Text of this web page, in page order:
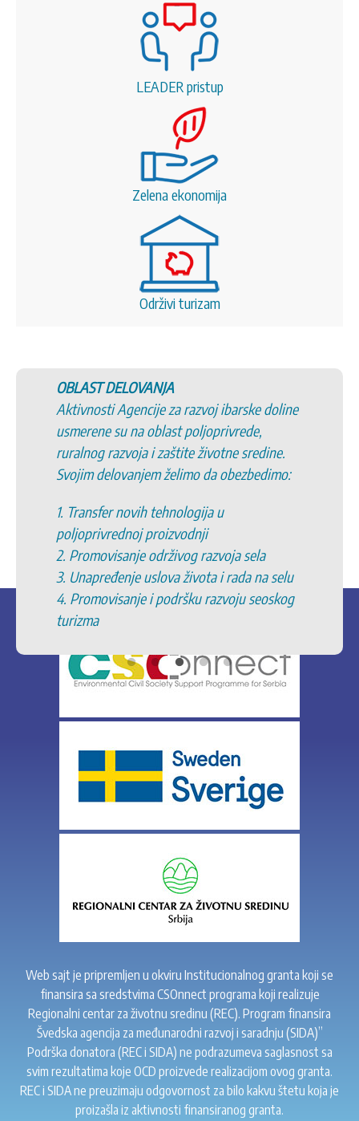
LEADER pristup
Zelena ekonomija
Održivi turizam
OBLAST DELOVANJA
Aktivnosti Agencije za razvoj ibarske doline
usmerene su na oblast poljoprivrede,
ruralnog razvoja i zaštite životne sredine.
Svojim delovanjem želimo da obezbedimo:
1. Transfer novih tehnologija u
poljoprivrednoj proizvodnji
2. Promovisanje održivog razvoja sela
3. Unapređenje uslova života i rada na selu
4. Promovisanje i podršku razvoju seoskog
turizma
Web sajt je pripremljen u okviru Institucionalnog granta koji se
finansira sa sredstvima CSOnnect programa koji realizuje
Regionalni centar za životnu sredinu (REC). Program finansira
Švedska agencija za međunarodni razvoj i saradnju (SIDA)”
Podrška donatora (REC i SIDA) ne podrazumeva saglasnost sa
svim rezultatima koje OCD proizvede realizacijom ovog granta.
REC i SIDA ne preuzimaju odgovornost za bilo kakvu štetu koja je
proizašla iz aktivnosti finansiranog granta.